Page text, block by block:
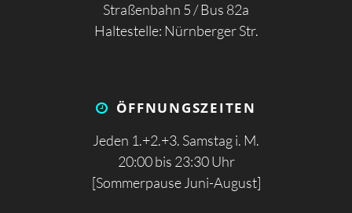
Straßenbahn 5 / Bus 82a
Haltestelle: Nürnberger Str.
ÖFFNUNGS­ZEITEN
Jeden 1.+2.+3. Samstag i. M.
20:00 bis 23:30 Uhr
[Sommerpause Juni-August]